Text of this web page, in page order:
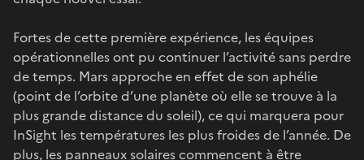
Fortes de cette première expérience, les équipes
opérationnelles ont pu continuer l’activité sans perdre
de temps. Mars approche en effet de son aphélie
(point de l’orbite d’une planète où elle se trouve à la
plus grande distance du soleil), ce qui marquera pour
InSight les températures les plus froides de l’année. De
plus, les panneaux solaires commencent à être